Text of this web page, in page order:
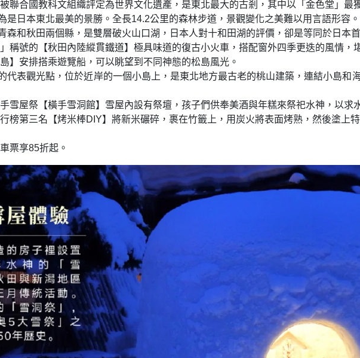
聯合國教科文組織評定為世界文化遺產，是東北最大的古剎，其中以「金色堂」最
日本東北最美的景勝。全長14.2公里的森林步道，景觀變化之美難以用言語形容。
和秋田兩個縣，是雙層破火山口湖，日本人對十和田湖的評價，卻是等同於日本
稱號的【秋田內陸縱貫鐵道】極具味道的復古小火車，搭配窗外四季更迭的風情，
】安排搭乘遊覽船，可以眺望到不同神態的松島風光。
代表觀光點，位於近岸的一個小島上，是東北地方最古老的桃山建築，連結小島和
雪屋祭【橫手雪洞館】雪屋內設有祭壇，孩子們供奉美酒與年糕來祭祀水神，以求
榜第三名【烤米棒DIY】將新米碾碎，裹在竹籤上，用炭火將表面烤熟，然後塗上
票享85折起。